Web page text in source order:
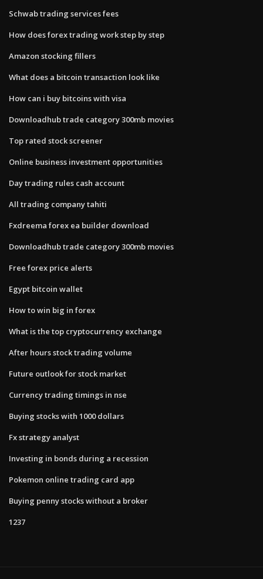
Schwab trading services fees
How does forex trading work step by step
Amazon stocking fillers
What does a bitcoin transaction look like
How can i buy bitcoins with visa
Downloadhub trade category 300mb movies
Top rated stock screener
Online business investment opportunities
Day trading rules cash account
All trading company tahiti
Fxdreema forex ea builder download
Downloadhub trade category 300mb movies
Free forex price alerts
Egypt bitcoin wallet
How to win big in forex
What is the top cryptocurrency exchange
After hours stock trading volume
Future outlook for stock market
Currency trading timings in nse
Buying stocks with 1000 dollars
Fx strategy analyst
Investing in bonds during a recession
Pokemon online trading card app
Buying penny stocks without a broker
1237